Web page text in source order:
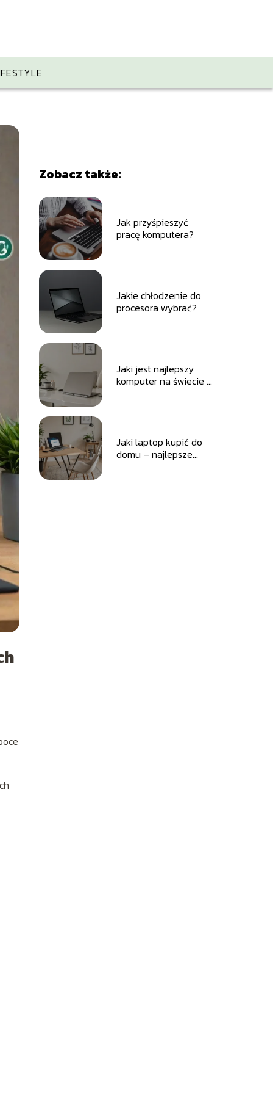
Zobacz także:
Jak przyśpieszyć
pracę komputera?
Jakie chłodzenie do
procesora wybrać?
Jaki jest najlepszy
komputer na świecie –
Jaki laptop kupić do
domu – najlepsze